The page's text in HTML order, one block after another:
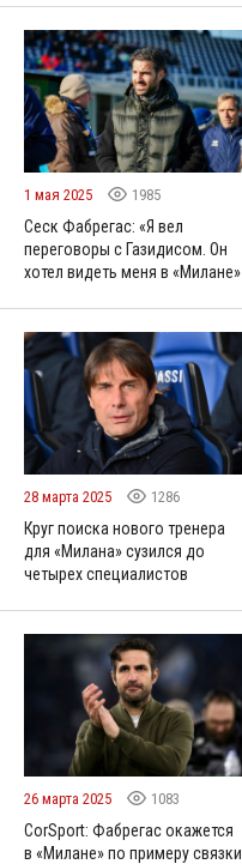
1 мая 2025 1985
Сеск Фабрегас: «Я вел
переговоры с Газидисом. Он
хотел видеть меня в «Милане»
28 марта 2025 1286
Круг поиска нового тренера
для «Милана» сузился до
четырех специалистов
26 марта 2025 1083
CorSport: Фабрегас окажется
в «Милане» по примеру связки